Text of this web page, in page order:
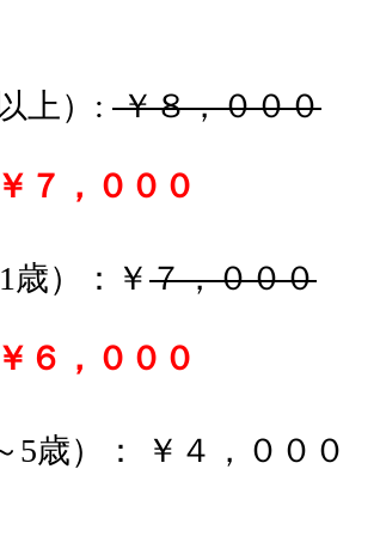
上）: ￥８，０００
￥７，０００
歳）：￥７，０００
￥６，０００
5歳）： ￥４，０００